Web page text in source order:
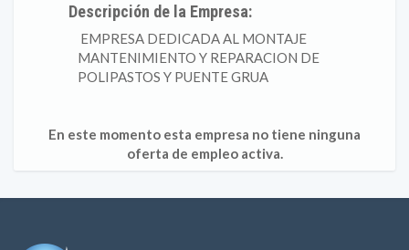
Descripción de la Empresa:
EMPRESA DEDICADA AL MONTAJE
MANTENIMIENTO Y REPARACION DE
POLIPASTOS Y PUENTE GRUA
En este momento esta empresa no tiene ninguna
oferta de empleo activa.